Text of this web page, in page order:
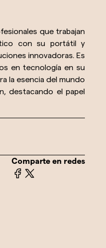
que trabajan
con su portátil y
innovadoras. Es
en tecnología en su
la esencia del mundo
destacando el papel
Comparte en redes